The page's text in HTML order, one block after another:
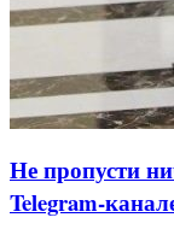
Не пропусти
Telegram-